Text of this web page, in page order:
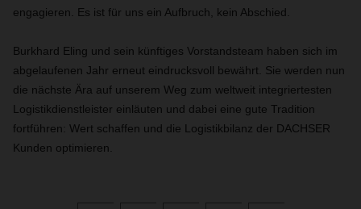
engagieren. Es ist für uns ein Aufbruch, kein Abschied.
Burkhard Eling und sein künftiges Vorstandsteam haben sich im
abgelaufenen Jahr erneut eindrucksvoll bewährt. Sie werden nun
die nächste Ära auf unserem Weg zum weltweit integriertesten
Logistikdienstleister einläuten und dabei eine gute Tradition
fortführen: Wert schaffen und die Logistikbilanz der DACHSER
Kunden optimieren.